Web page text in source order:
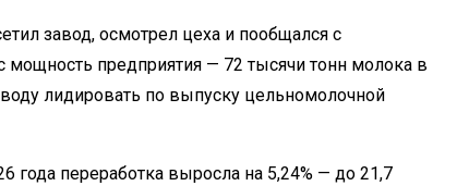
завод, осмотрел цеха и пообщался с
мощность предприятия — 72 тысячи тонн молока в
лидировать по выпуску цельномолочной
года переработка выросла на 5,24% — до 21,7